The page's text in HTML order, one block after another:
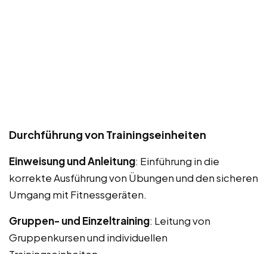
Durchführung von Trainingseinheiten
Einweisung und Anleitung: Einführung in die
korrekte Ausführung von Übungen und den sicheren
Umgang mit Fitnessgeräten.
Gruppen- und Einzeltraining: Leitung von
Gruppenkursen und individuellen